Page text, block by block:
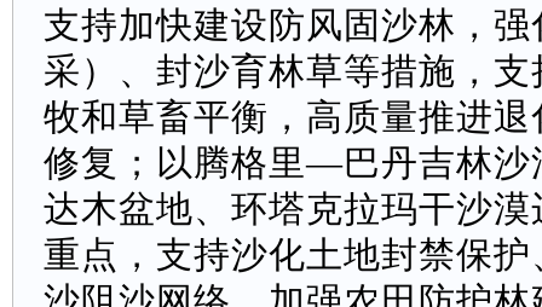
支持加快建设防风固沙林，
采）、封沙育林草等措施，
牧和草畜平衡，高质量推进
修复；以腾格里—巴丹吉林沙
达木盆地、环塔克拉玛干沙
重点，支持沙化土地封禁保